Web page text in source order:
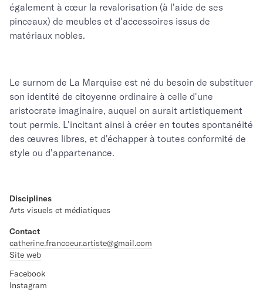
également à cœur la revalorisation (à l'aide de ses
pinceaux) de meubles et d'accessoires issus de
matériaux nobles.
Le surnom de La Marquise est né du besoin de substituer
son identité de citoyenne ordinaire à celle d'une
aristocrate imaginaire, auquel on aurait artistiquement
tout permis. L'incitant ainsi à créer en toutes spontanéité
des œuvres libres, et d'échapper à toutes conformité de
style ou d'appartenance.
Disciplines
Arts visuels et médiatiques
Contact
catherine.francoeur.artiste@gmail.com
Site web
Facebook
Instagram